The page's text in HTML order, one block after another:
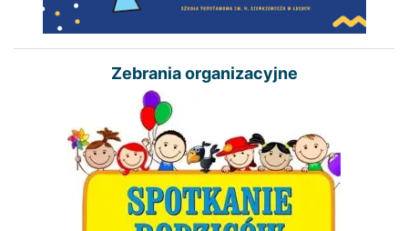
Zebrania organizacyjne